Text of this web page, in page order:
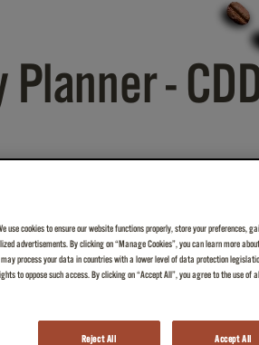
-
use cookies to ensure our website functions properly, store your preferences,
advertisements. By clicking on “Manage Cookies”, you can learn more
process your data in countries with a lower level of data protection
to oppose such access. By clicking on “Accept All”, you agree to the use of
Reject All Accept All